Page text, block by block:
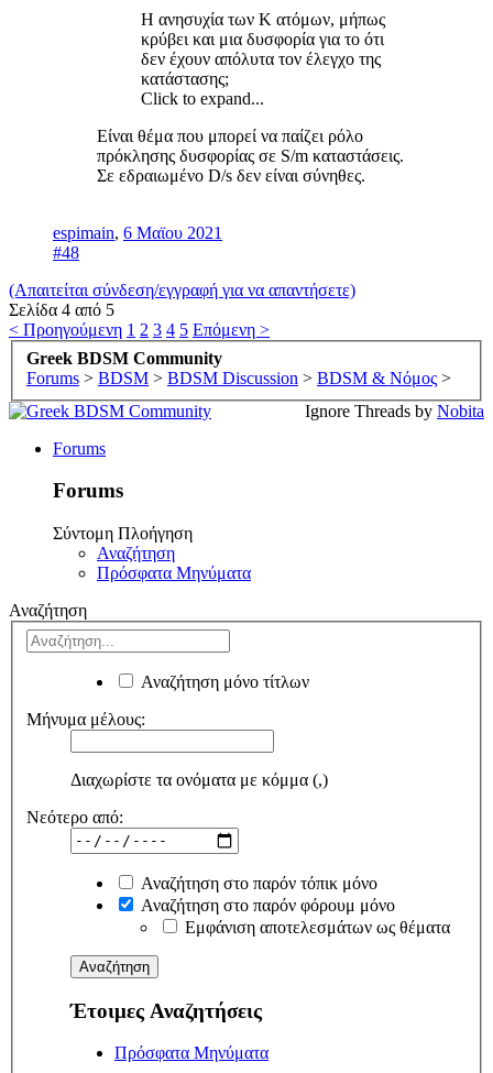
Η ανησυχία των Κ ατόμων, μήπως
κρύβει και μια δυσφορία για το ότι
δεν έχουν απόλυτα τον έλεγχο της
κατάστασης;
Click to expand...
Είναι θέμα που μπορεί να παίζει ρόλο
πρόκλησης δυσφορίας σε S/m καταστάσεις.
Σε εδραιωμένο D/s δεν είναι σύνηθες.
espimain, 6 Μαϊου 2021
#48
(Απαιτείται σύνδεση/εγγραφή για να απαντήσετε)
Σελίδα 4 από 5
< Προηγούμενη 1 2 3 4 5 Επόμενη >
Greek BDSM Community
Forums > BDSM > BDSM Discussion > BDSM & Νόμος >
Ignore Threads by Nobita
Forums
Forums
Σύντομη Πλοήγηση
Αναζήτηση
Πρόσφατα Μηνύματα
Αναζήτηση
Αναζήτηση μόνο τίτλων
Μήνυμα μέλους:
Διαχωρίστε τα ονόματα με κόμμα (,)
Νεότερο από:
Αναζήτηση στο παρόν τόπικ μόνο
Αναζήτηση στο παρόν φόρουμ μόνο
Εμφάνιση αποτελεσμάτων ως θέματα
Έτοιμες Αναζητήσεις
Πρόσφατα Μηνύματα